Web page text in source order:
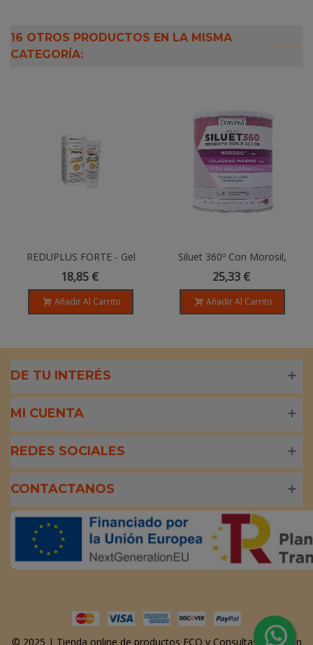
16 OTROS PRODUCTOS EN LA MISMA
CATEGORÍA:
REDUPLUS FORTE - Gel
Reductor Silueta - 200ml
18,85 €
Añadir Al Carrito
Siluet 360º Con Morosil,
Formato Polvo 275gr
25,33 €
Añadir Al Carrito
DE TU INTERÉS
MI CUENTA
REDES SOCIALES
CONTACTANOS
© 2025 | Tienda online de productos ECO y Consultas Nutrición